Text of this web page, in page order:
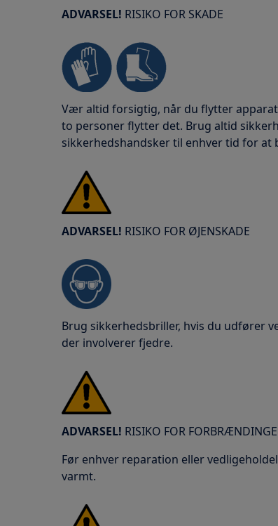
ADVARSEL! RISIKO FOR SKADE
Vær altid forsigtig, når du flytter
to personer flytter det. Brug altid
sikkerhedshandsker til enhver tid for at
ADVARSEL! RISIKO FOR ØJENSKADE
Brug sikkerhedsbriller, hvis du udfører
der involverer fjedre.
ADVARSEL! RISIKO FOR
Før enhver reparation eller
varmt.